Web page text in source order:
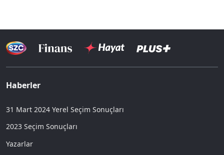
Haberler
31 Mart 2024 Yerel Seçim Sonuçları
2023 Seçim Sonuçları
Yazarlar